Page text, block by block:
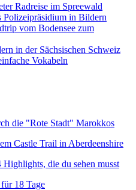
Radreise im Spreewald
Polizeipräsidium in Bildern
vom Bodensee zum
in der Sächsischen Schweiz
Vokabeln
die "Rote Stadt" Marokkos
Castle Trail in Aberdeenshire
die du sehen musst
18 Tage